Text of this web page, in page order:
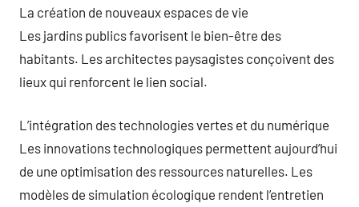
La création de nouveaux espaces de vie
Les jardins publics favorisent le bien-être des
habitants. Les architectes paysagistes conçoivent des
lieux qui renforcent le lien social.
L’intégration des technologies vertes et du numérique
Les innovations technologiques permettent aujourd’hui
de une optimisation des ressources naturelles. Les
modèles de simulation écologique rendent l’entretien